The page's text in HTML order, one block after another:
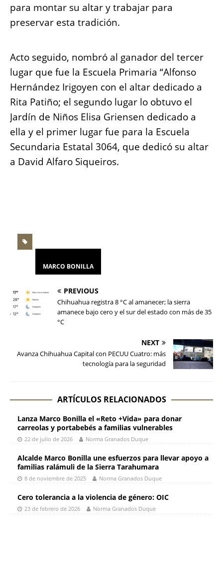
para montar su altar y trabajar para
preservar esta tradición.
Acto seguido, nombró al ganador del tercer
lugar que fue la Escuela Primaria “Alfonso
Hernández Irigoyen con el altar dedicado a
Rita Patiño; el segundo lugar lo obtuvo el
Jardín de Niños Elisa Griensen dedicado a
ella y el primer lugar fue para la Escuela
Secundaria Estatal 3064, que dedicó su altar
a David Alfaro Siqueiros.
MARCO BONILLA
PREVIOUS
Chihuahua registra 8 °C al amanecer; la sierra
amanece bajo cero y el sur del estado con más de 35
°C
NEXT
Avanza Chihuahua Capital con PECUU Cuatro: más
tecnología para la seguridad
ARTÍCULOS RELACIONADOS
Lanza Marco Bonilla el «Reto +Vida» para donar
carreolas y portabebés a familias vulnerables
22 de julio de 2026 Norma Granados Duque
Alcalde Marco Bonilla une esfuerzos para llevar apoyo a
familias ralámuli de la Sierra Tarahumara
8 de noviembre de 2025 Norma Granados Duque
Cero tolerancia a la violencia de género: OIC
23 de febrero de 2026 Norma Granados Duque